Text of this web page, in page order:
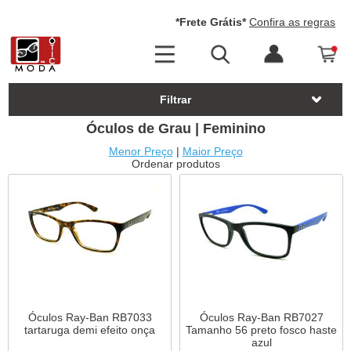
*Frete Grátis* Confira as regras
Filtrar
Óculos de Grau | Feminino
Menor Preço| Maior Preço
Ordenar produtos
Óculos Ray-Ban RB7033
tartaruga demi efeito onça
Óculos Ray-Ban RB7027
Tamanho 56 preto fosco haste
azul